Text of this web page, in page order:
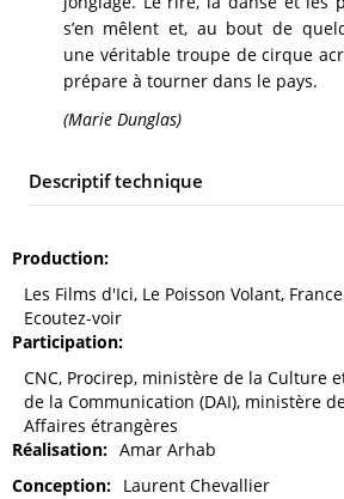
s’en mêlent et, au bout de
une véritable troupe de cirque
prépare à tourner dans le pays.
(Marie Dunglas)
Descriptif technique
Production
Les Films d'Ici, Le Poisson Volant,
Ecoutez-voir
Participation
CNC, Procirep, ministère de la Culture
de la Communication (DAI), ministère
Affaires étrangères
Réalisation
Amar Arhab
Conception
Laurent Chevallier